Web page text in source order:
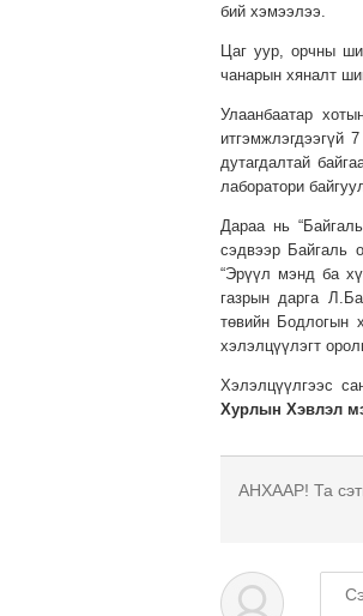
бий хэмээлээ.
Цаг уур, орчны
чанарын хяналт
Улаанбаатар
итгэмжлэгдээгүй
дутагдалтай
лаборатори
Дараа нь
сэдвээр Байгаль
“Эрүүл мэнд ба
газрын дарга
төвийн Бодлогын
хэлэлцүүлэгт
Хэлэлцүүлгээс
Хурлын Хэвлэл
АНХААР! Та